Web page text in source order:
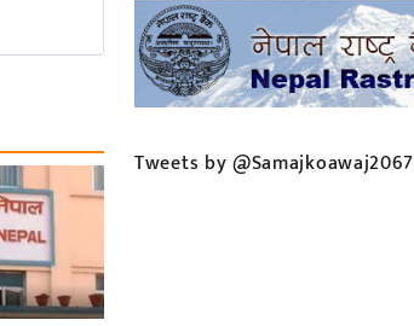
Tweets by @Samajkoawaj2067